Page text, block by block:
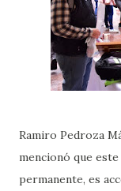
Ramiro Pedroza
mencionó que
permanente, es